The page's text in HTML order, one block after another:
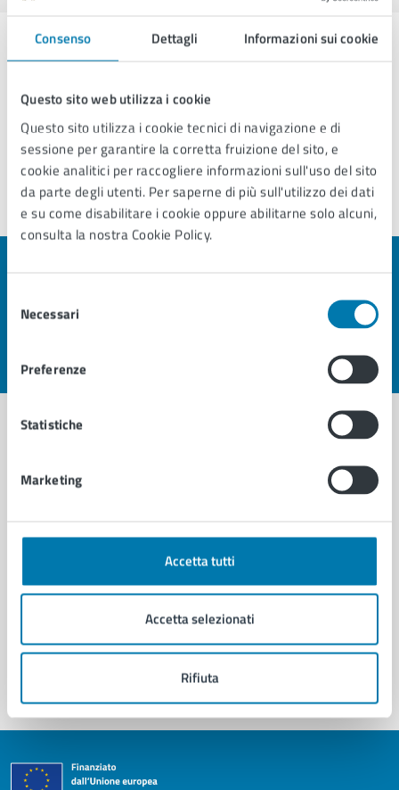
Consenso Dettagli Informazioni sui cookie
Questo sito web utilizza i cookie
Questo sito utilizza i cookie tecnici di navigazione e di
sessione per garantire la corretta fruizione del sito, e
cookie analitici per raccogliere informazioni sull'uso del sito
da parte degli utenti. Per saperne di più sull'utilizzo dei dati
e su come disabilitare i cookie oppure abilitarne solo alcuni,
consulta la nostra Cookie Policy.
delNecessari
Preferenze
Statistiche
Marketing
Accetta tutti
Accetta selezionati
Rifiuta
Esplora per categoria
Corteo o sciopero
pagina?
Valuta 3 stelle su 5
Valuta 2 stelle su 5
Valuta 1 stelle su 5
Contatta il comune
Richiedi assistenza
Problemi in città
Segnala disservizio